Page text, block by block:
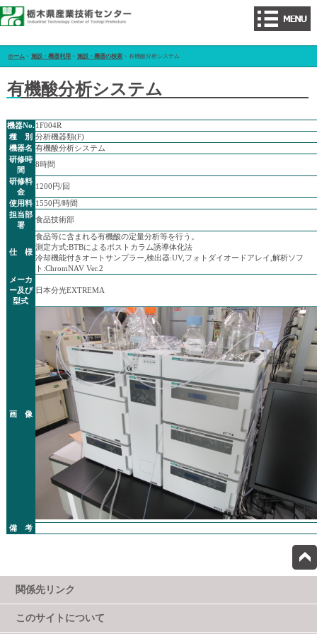
ホーム >施設・機器利用 >施設・機器の検索 > 有機酸分析システム
有機酸分析システム
機器No.1F004R
種 別 分析機器類(F)
機器名 有機酸分析システム
研修時
間
8時間
研修料
金
1200円/回
使用料 1550円/時間
担当部
署
食品技術部
仕 様
食品等に含まれる有機酸の定量分析等を行う。
測定方式:BTBによるポストカラム誘導体化法
冷却機能付きオートサンプラー,検出器:UV,フォトダイオードアレイ,解析ソフ
ト:ChromNAV Ver.2
メーカ
ー及び
型式
日本分光EXTREMA
画 像
備 考
関係先リンク
このサイトについて